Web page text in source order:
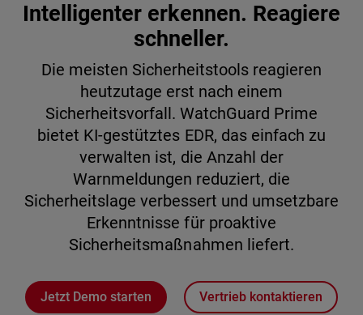
Intelligenter erkennen. Reagiere
schneller.
Die meisten Sicherheitstools reagieren
heutzutage erst nach einem
Sicherheitsvorfall. WatchGuard Prime
bietet KI-gestütztes EDR, das einfach zu
verwalten ist, die Anzahl der
Warnmeldungen reduziert, die
Sicherheitslage verbessert und umsetzbare
Erkenntnisse für proaktive
Sicherheitsmaßnahmen liefert.
Jetzt Demo starten Vertrieb kontaktieren